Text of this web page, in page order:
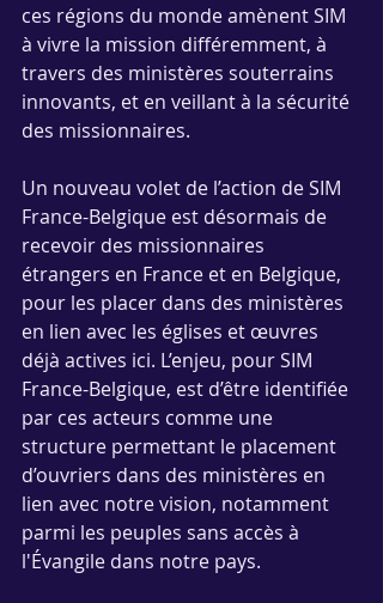
ces régions du monde amènent SIM
à vivre la mission différemment, à
travers des ministères souterrains
innovants, et en veillant à la sécurité
des missionnaires.
Un nouveau volet de l’action de SIM
France-Belgique est désormais de
recevoir des missionnaires
étrangers en France et en Belgique,
pour les placer dans des ministères
en lien avec les églises et œuvres
déjà actives ici. L’enjeu, pour SIM
France-Belgique, est d’être identifiée
par ces acteurs comme une
structure permettant le placement
d’ouvriers dans des ministères en
lien avec notre vision, notamment
parmi les peuples sans accès à
l'Évangile dans notre pays.